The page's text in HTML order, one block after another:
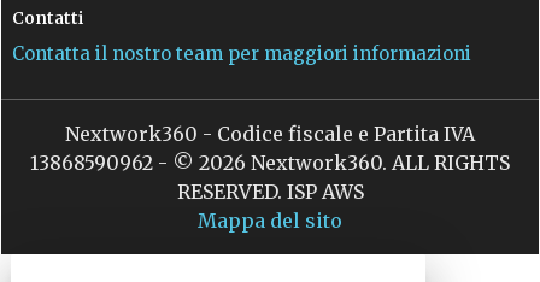
Contatti
Contatta il nostro team per maggiori informazioni
Nextwork360 - Codice fiscale e Partita IVA
13868590962 - © 2026 Nextwork360. ALL RIGHTS
RESERVED. ISP AWS
Mappa del sito